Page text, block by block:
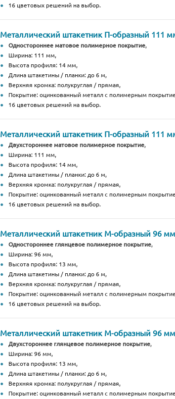
16 цветовых решений на выбор.
Металлический штакетник П-образный 111
Одностороннее матовое полимерное покрытие,
Ширина: 111 мм,
Высота профиля: 14 мм,
Длина штакетины / планки: до 6 м,
Верхняя кромка: полукруглая / прямая,
Покрытие: оцинкованный металл с полимерным
16 цветовых решений на выбор.
Металлический штакетник П-образный 111
Двухстороннее матовое полимерное покрытие,
Ширина: 111 мм,
Высота профиля: 14 мм,
Длина штакетины / планки: до 6 м,
Верхняя кромка: полукруглая / прямая,
Покрытие: оцинкованный металл с полимерным
16 цветовых решений на выбор.
Металлический штакетник М-образный 96
Одностороннее глянцевое полимерное покрытие,
Ширина: 96 мм,
Высота профиля: 13 мм,
Длина штакетины / планки: до 6 м,
Верхняя кромка: полукруглая / прямая,
Покрытие: оцинкованный металл с полимерным
16 цветовых решений на выбор.
Металлический штакетник М-образный 96
Двухстороннее глянцевое полимерное покрытие,
Ширина: 96 мм,
Высота профиля: 13 мм,
Длина штакетины / планки: до 6 м,
Верхняя кромка: полукруглая / прямая,
Покрытие: оцинкованный металл с полимерным